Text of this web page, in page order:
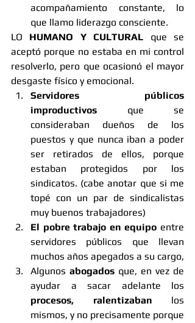
acompañamiento constante, lo
que llamo liderazgo consciente.
LO HUMANO Y CULTURAL que se
aceptó porque no estaba en mi control
resolverlo, pero que ocasionó el mayor
desgaste físico y emocional.
Servidores públicos
improductivos que se
consideraban dueños de los
puestos y que nunca iban a poder
ser retirados de ellos, porque
estaban protegidos por los
sindicatos. (cabe anotar que si me
topé con un par de sindicalistas
muy buenos trabajadores)
El pobre trabajo en equipo entre
servidores públicos que llevan
muchos años apegados a su cargo,
Algunos abogados que, en vez de
ayudar a sacar adelante los
procesos, ralentizaban los
mismos, y no precisamente porque